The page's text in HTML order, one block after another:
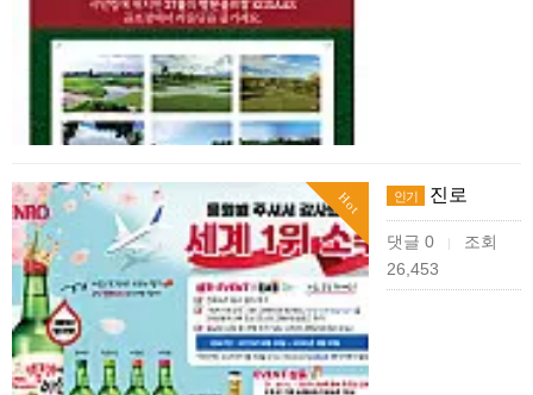
Hot 인기 진로
댓글 0 |
조회
26,453